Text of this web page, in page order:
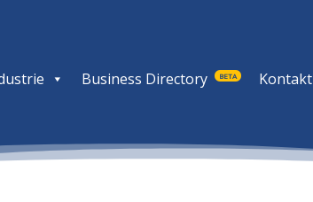
Business Directory BETA Kontakt